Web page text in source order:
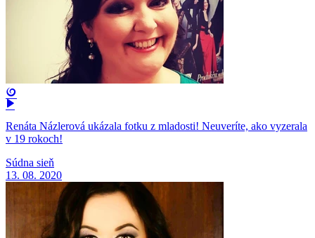
Renáta Názlerová ukázala fotku z mladosti! Neuveríte, ako vyzerala
v 19 rokoch!
Súdna sieň
13. 08. 2020